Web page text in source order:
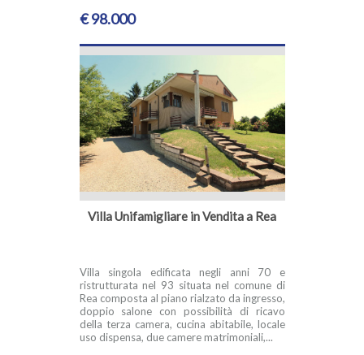
€ 98.000
Villa Unifamigliare in Vendita a Rea
Villa singola edificata negli anni 70 e
ristrutturata nel 93 situata nel comune di
Rea composta al piano rialzato da ingresso,
doppio salone con possibilità di ricavo
della terza camera, cucina abitabile, locale
uso dispensa, due camere matrimoniali,...